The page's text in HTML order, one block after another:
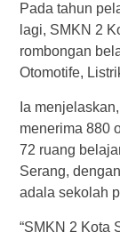
Pada tahun
lagi, SMKN 2
rombongan
Otomotife,
Ia
menerima 880
72 ruang
Serang,
adala sekolah
“SMKN 2 Kota